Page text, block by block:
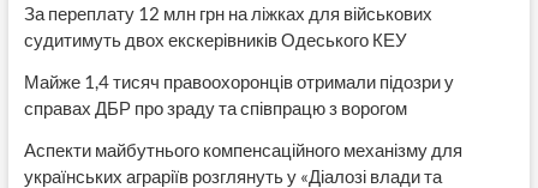
За переплату 12 млн грн на ліжках для військових
судитимуть двох екскерівників Одеського КЕУ
Майже 1,4 тисяч правоохоронців отримали підозри у
справах ДБР про зраду та співпрацю з ворогом
Аспекти майбутнього компенсаційного механізму для
українських аграріїв розглянуть у «Діалозі влади та